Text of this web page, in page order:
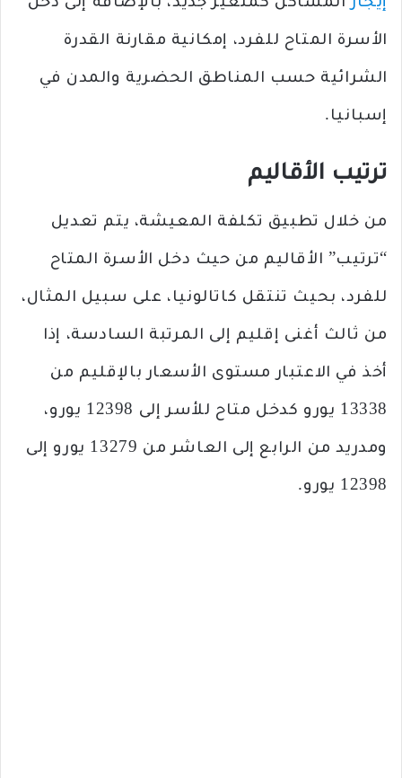
إيجارالمساكن كمتغير جديد، بالإضافة إلى دخل
الأسرة المتاح للفرد، إمكانية مقارنة القدرة
الشرائية حسب المناطق الحضرية والمدن في
إسبانيا.
ترتيب الأقاليم
من خلال تطبيق تكلفة المعيشة، يتم تعديل
“ترتيب” الأقاليم من حيث دخل الأسرة المتاح
للفرد، بحيث تنتقل كاتالونيا، على سبيل المثال،
من ثالث أغنى إقليم إلى المرتبة السادسة، إذا
أخذ في الاعتبار مستوى الأسعار بالإقليم من
13338 يورو كدخل متاح للأسر إلى 12398 يورو،
ومدريد من الرابع إلى العاشر من 13279 يورو إلى
12398 يورو.